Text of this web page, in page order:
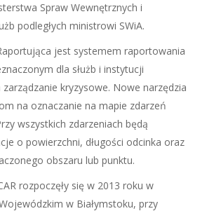
Spraw Wewnętrznych i
podległych ministrowi SWiA.
jest systemem raportowania
dla służb i instytucji
kryzysowe. Nowe narzędzia
na oznaczanie na mapie zdarzeń
wszystkich zdarzeniach będą
o powierzchni, długości odcinka oraz
obszaru lub punktu.
rozpoczęły się w 2013 roku w
w Białymstoku, przy